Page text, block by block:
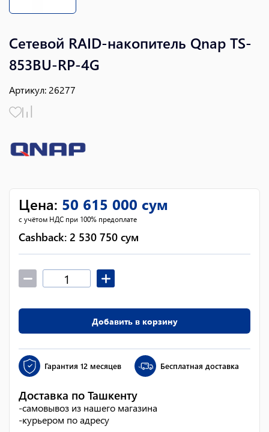
Сетевой RAID-накопитель Qnap TS-
853BU-RP-4G
Артикул: 26277
Цена: 50 615 000 сум
с учётом НДС при 100% предоплате
Cashback: 2 530 750 сум
Добавить в корзину
Гарантия 12 месяцев Бесплатная доставка
Доставка по Ташкенту
-самовывоз из нашего магазина
-курьером по адресу